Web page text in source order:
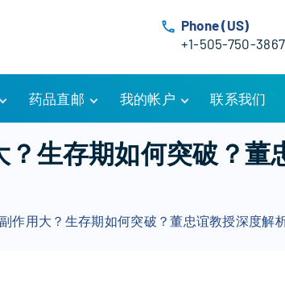
Phone (US)
+1-505-750-3867
药品直邮
购物车
订单追踪
常见问题
我的帐户
账户详情
我的订单
联系我们
生存期如何突破？
作用大？生存期如何突破？董忠谊教授深度解